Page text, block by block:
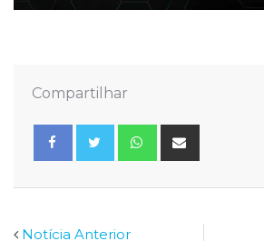
Compartilhar
Whatsapp
Notícia Anterior